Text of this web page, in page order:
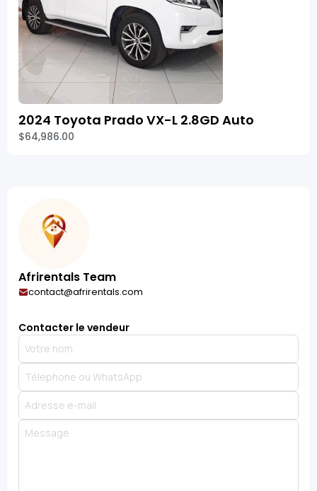
2024 Toyota Prado VX-L 2.8GD Auto
$64,986.00
Afrirentals Team
contact@afrirentals.com
Contacter le vendeur